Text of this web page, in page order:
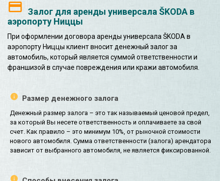
Залог для аренды универсала ŠKODA в
аэропорту Ниццы
При оформлении договора аренды универсала ŠKODA в
аэропорту Ниццы клиент вносит денежный залог за
автомобиль, который является суммой ответственности и
франшизой в случае повреждения или кражи автомобиля.
Размер денежного залога
Денежный размер залога – это так называемый ценовой предел,
за который Вы несете ответственность и оплачиваете за свой
счет. Как правило – это минимум 10%, от рыночной стоимости
нового автомобиля. Сумма ответственности (залога) арендатора
зависит от выбранного автомобиля, не является фиксированной.